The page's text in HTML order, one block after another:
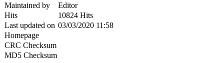
Maintained by
Editor
Hits
10824 Hits
Last updated on 03/03/2020 11:58
Homepage
CRC Checksum
MD5 Checksum